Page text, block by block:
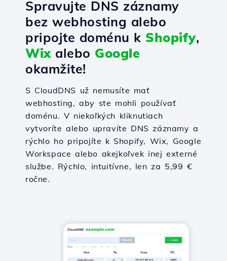
Spravujte DNS záznamy
bez webhosting alebo
pripojte doménu k Shopify,
Wixalebo Google
okamžite!
S CloudDNS už nemusíte mať
webhosting, aby ste mohli používať
doménu. V niekoľkých kliknutiach
vytvoríte alebo upravíte DNS záznamy a
rýchlo ho pripojíte k Shopify, Wix, Google
Workspace alebo akejkoľvek inej externé
službe. Rýchlo, intuitívne, len za 5,99 €
ročne.